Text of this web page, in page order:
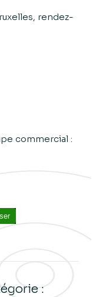
rendez-
commercial :
: